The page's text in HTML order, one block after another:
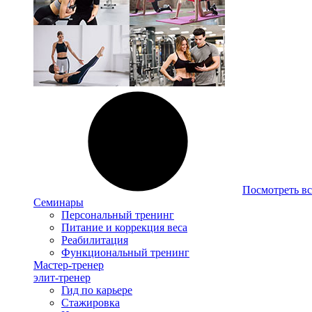
Посмотреть
Семинары
Персональный тренинг
Питание и коррекция веса
Реабилитация
Функциональный тренинг
Мастер-тренер
элит-тренер
Гид по карьере
Стажировка